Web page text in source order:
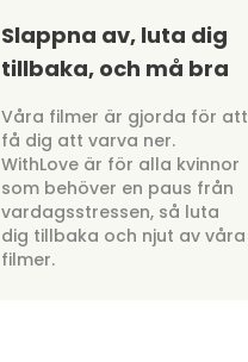
Slappna av, luta dig
tillbaka, och må bra
Våra filmer är gjorda för att
få dig att varva ner.
WithLove är för alla kvinnor
som behöver en paus från
vardagsstressen, så luta
dig tillbaka och njut av våra
filmer.